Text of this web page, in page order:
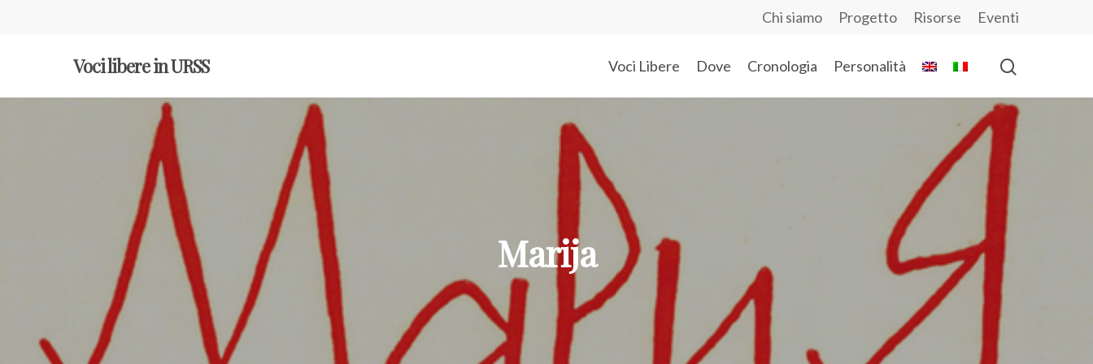
Chi siamo Progetto Risorse Eventi
Voci libere in URSS Voci Libere Dove Cronologia Personalità
Marija